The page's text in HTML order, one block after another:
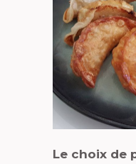
Le choix de